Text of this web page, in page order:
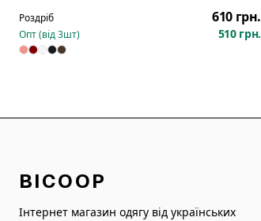
Роздріб 610 грн.
Опт (від3шт) 510 грн.
BICOOP
Інтернет магазин одягу від українських